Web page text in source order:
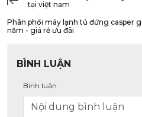
tại việt nam
phân phối máy lạnh tủ đứng casper gas r410a -nk thái lan - bh 5
năm - giá rẻ ưu đãi
BÌNH LUẬN
Bình luận